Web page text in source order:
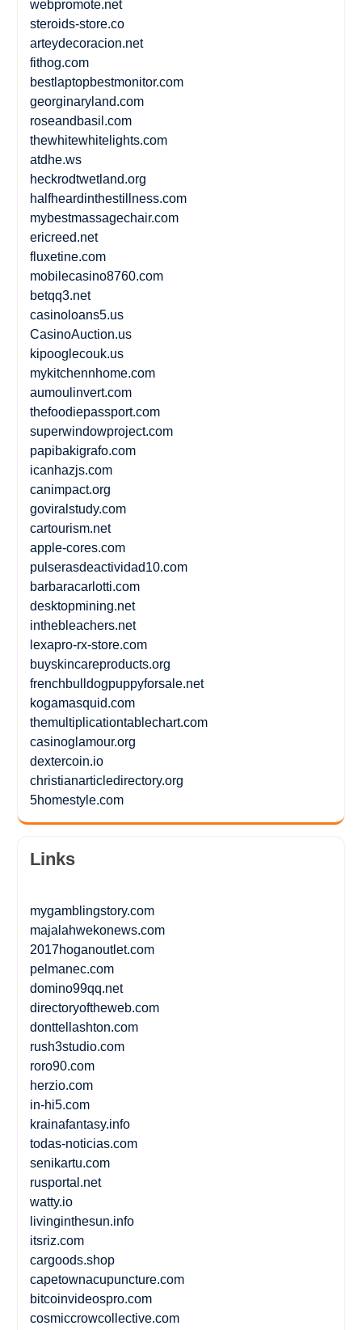
webpromote.net
steroids-store.co
arteydecoracion.net
fithog.com
bestlaptopbestmonitor.com
georginaryland.com
roseandbasil.com
thewhitewhitelights.com
atdhe.ws
heckrodtwetland.org
halfheardinthestillness.com
mybestmassagechair.com
ericreed.net
fluxetine.com
mobilecasino8760.com
betqq3.net
casinoloans5.us
CasinoAuction.us
kipooglecouk.us
mykitchennhome.com
aumoulinvert.com
thefoodiepassport.com
superwindowproject.com
papibakigrafo.com
icanhazjs.com
canimpact.org
goviralstudy.com
cartourism.net
apple-cores.com
pulserasdeactividad10.com
barbaracarlotti.com
desktopmining.net
inthebleachers.net
lexapro-rx-store.com
buyskincareproducts.org
frenchbulldogpuppyforsale.net
kogamasquid.com
themultiplicationtablechart.com
casinoglamour.org
dextercoin.io
christianarticledirectory.org
5homestyle.com
Links
mygamblingstory.com
majalahwekonews.com
2017hoganoutlet.com
pelmanec.com
domino99qq.net
directoryoftheweb.com
donttellashton.com
rush3studio.com
roro90.com
herzio.com
in-hi5.com
krainafantasy.info
todas-noticias.com
senikartu.com
rusportal.net
watty.io
livinginthesun.info
itsriz.com
cargoods.shop
capetownacupuncture.com
bitcoinvideospro.com
cosmiccrowcollective.com